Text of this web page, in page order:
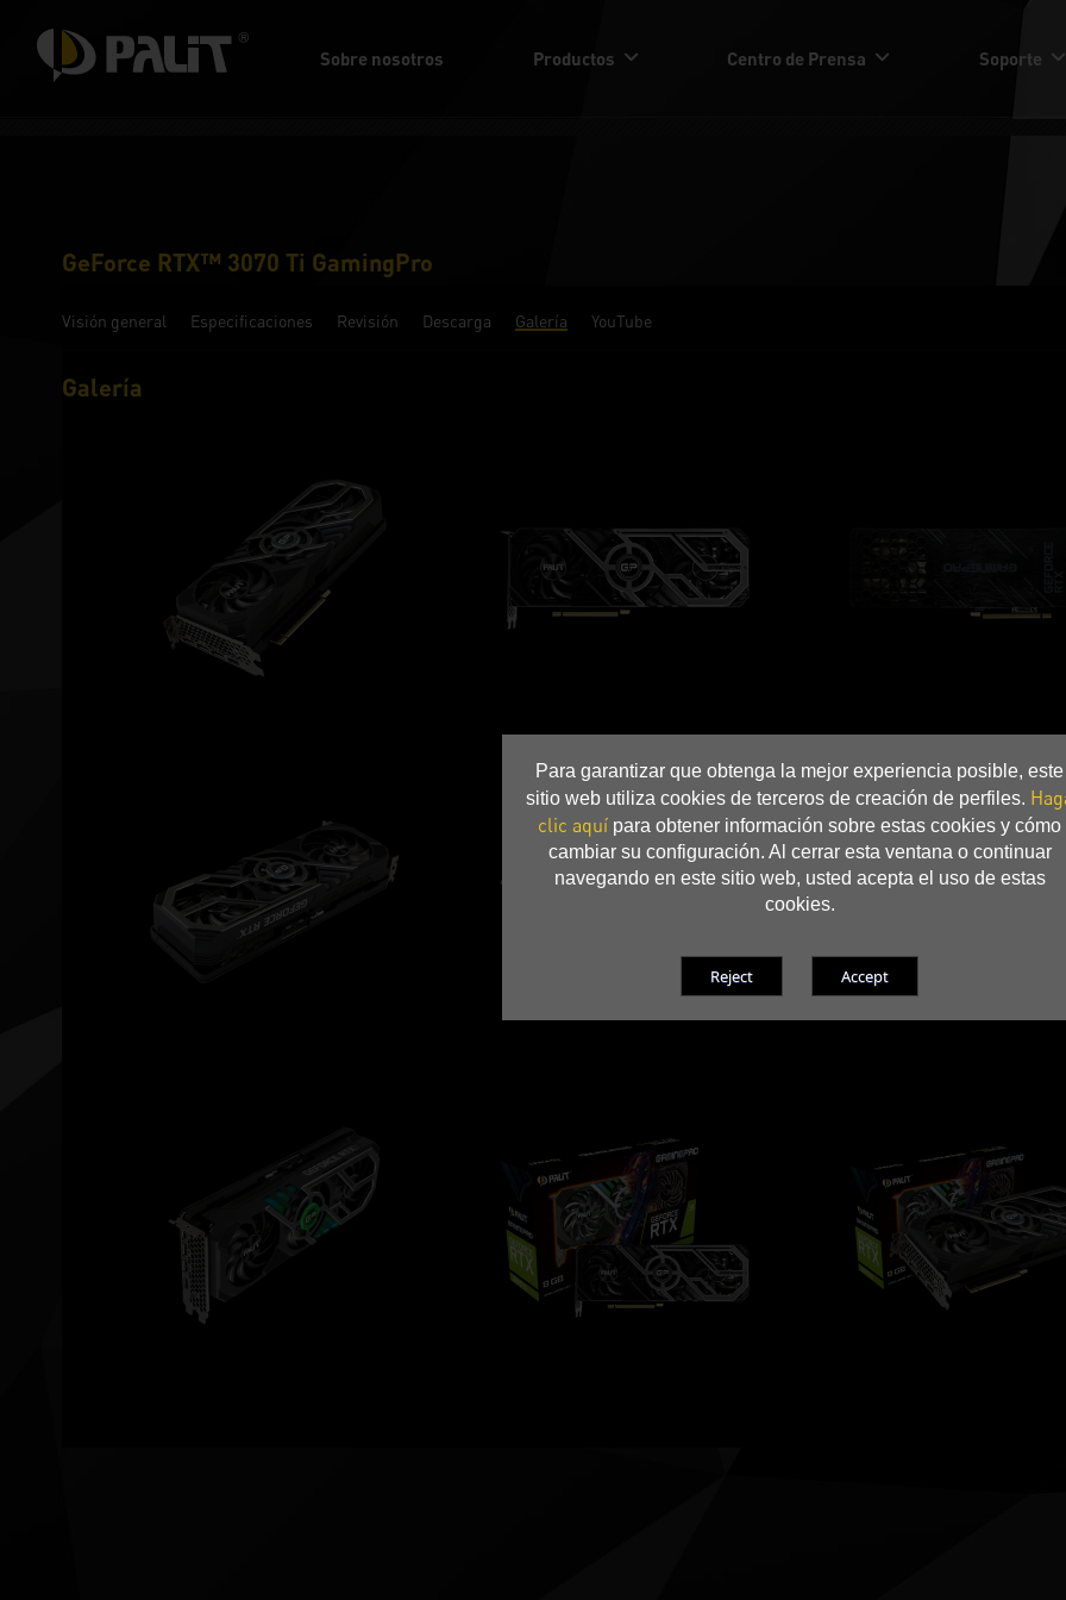
Para garantizar que obtenga la mejor experiencia posible, este
sitio web utiliza cookies de terceros de creación de perfiles.
clic aquí para obtener información sobre estas cookies y cómo
cambiar su configuración. Al cerrar esta ventana o continuar
navegando en este sitio web, usted acepta el uso de estas
cookies.
Sobre nosotros Productos Centro de Prensa Soporte
GeForce RTX™ 3070 Ti GamingPro
Visión general Especificaciones Revisión Descarga Galería YouTube
Galería